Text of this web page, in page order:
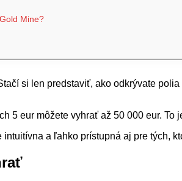
Mine?
si len predstaviť, ako odkrývate
5 eur môžete vyhrať až 50 000 eur. To
intuitívna a ľahko prístupná aj pre tých,